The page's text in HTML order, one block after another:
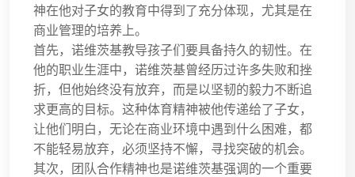
神在他对子女的教育中得到了充分体现，尤其是在
商业管理的培养上。
首先，诺维茨基教导孩子们要具备持久的韧性。在
他的职业生涯中，诺维茨基曾经历过许多失败和挫
折，但他始终没有放弃，而是以坚韧的毅力不断追
求更高的目标。这种体育精神被他传递给了子女，
让他们明白，无论在商业环境中遇到什么困难，都
不能轻易放弃，必须坚持不懈，寻找突破的机会。
其次，团队合作精神也是诺维茨基强调的一个重要